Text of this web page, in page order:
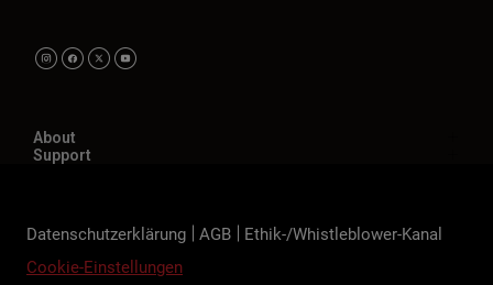
About
Support
Datenschutzerklärung AGB
Ethik-/Whistleblower-Kanal
Cookie-Einstellungen